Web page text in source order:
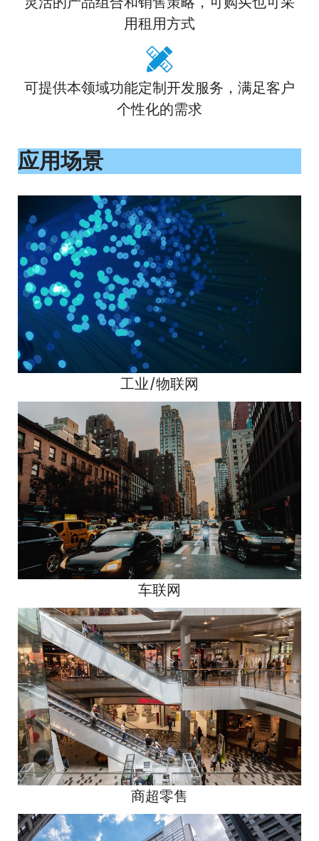
用租用方式
可提供本领域功能定制开发服务，满足客户
个性化的需求
应用场景
工业/物联网
车联网
商超零售